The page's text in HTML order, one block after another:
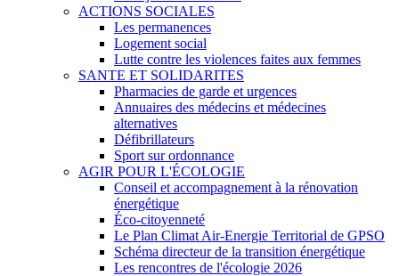
ACTIONS SOCIALES
Les permanences
Logement social
Lutte contre les violences faites aux femmes
SANTE ET SOLIDARITES
Pharmacies de garde et urgences
Annuaires des médecins et médecines
alternatives
Défibrillateurs
Sport sur ordonnance
AGIR POUR L'ÉCOLOGIE
Conseil et accompagnement à la rénovation
énergétique
Éco-citoyenneté
Le Plan Climat Air-Energie Territorial de GPSO
Schéma directeur de la transition énergétique
Les rencontres de l'écologie 2026